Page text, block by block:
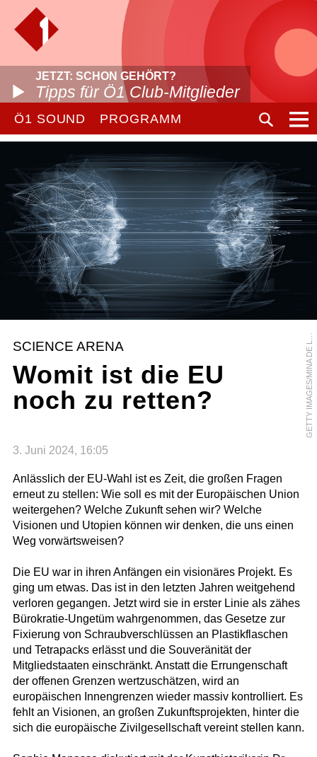
JETZT: SCHON GEHÖRT?
Tipps für Ö1 Club-Mitglieder
Ö1 SOUND PROGRAMM
G
E
T
T
Y
I
M
A
G
E
S
/
M
I
N
A
D
E
L
A
O
SCIENCE ARENA
Womit ist die EU
noch zu retten?
3. Juni 2024, 16:05
Anlässlich der EU-Wahl ist es Zeit, die großen Fragen
erneut zu stellen: Wie soll es mit der Europäischen Union
weitergehen? Welche Zukunft sehen wir? Welche
Visionen und Utopien können wir denken, die uns einen
Weg vorwärtsweisen?
Die EU war in ihren Anfängen ein visionäres Projekt. Es
ging um etwas. Das ist in den letzten Jahren weitgehend
verloren gegangen. Jetzt wird sie in erster Linie als zähes
Bürokratie-Ungetüm wahrgenommen, das Gesetze zur
Fixierung von Schraubverschlüssen an Plastikflaschen
und Tetrapacks erlässt und die Souveränität der
Mitgliedstaaten einschränkt. Anstatt die Errungenschaft
der offenen Grenzen wertzuschätzen, wird an
europäischen Innengrenzen wieder massiv kontrolliert. Es
fehlt an Visionen, an großen Zukunftsprojekten, hinter die
sich die europäische Zivilgesellschaft vereint stellen kann.